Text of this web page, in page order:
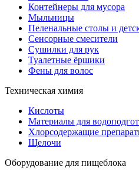
Контейнеры для мусора
Мыльницы
Пеленальные столы и
Сенсорные смесители
Сушилки для рук
Туалетные ёршики
Фены для волос
Техническая химия
Кислоты
Материалы для
Хлорсодержащие
Щелочи
Оборудование для пищеблока